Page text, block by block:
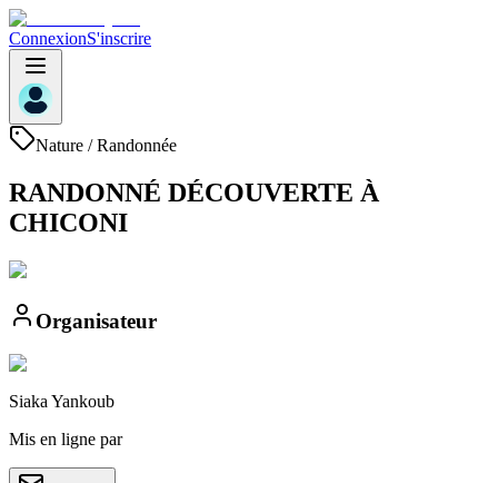
ConnexionS'inscrire
Nature / Randonnée
RANDONNÉ DÉCOUVERTE À
CHICONI
Organisateur
Siaka Yankoub
Mis en ligne par